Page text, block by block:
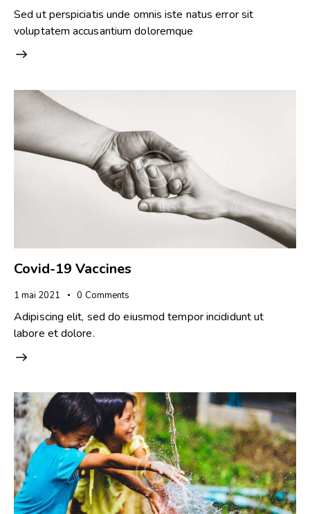
Sed ut perspiciatis unde omnis iste natus error sit
voluptatem accusantium doloremque
Covid-19 Vaccines
1 mai 2021 0 Comments
Adipiscing elit, sed do eiusmod tempor incididunt ut
labore et dolore.